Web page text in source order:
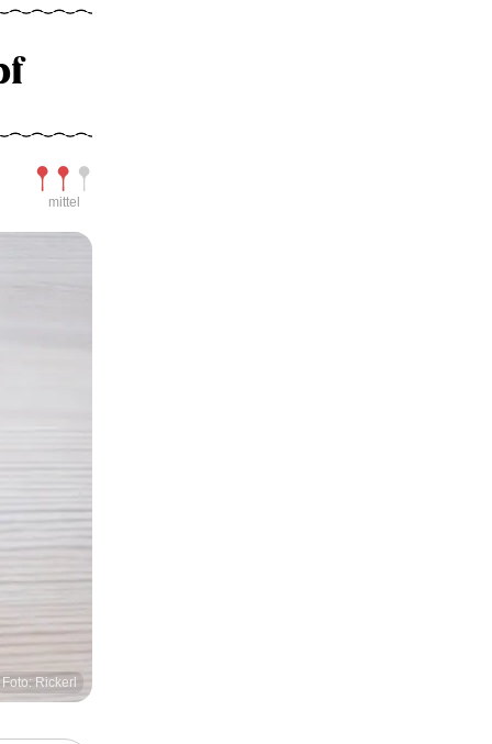
Schwierigkeit
mittel
Foto: Rickerl